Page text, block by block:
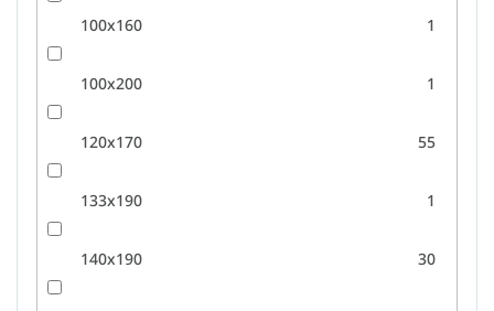
100x160 1
100x200 1
120x170 55
133x190 1
140x190 30